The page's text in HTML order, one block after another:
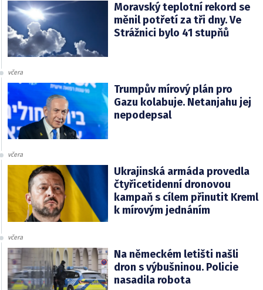
Moravský teplotní rekord se
měnil potřetí za tři dny. Ve
Strážnici bylo 41 stupňů
včera
Trumpův mírový plán pro
Gazu kolabuje. Netanjahu jej
nepodepsal
včera
Ukrajinská armáda provedla
čtyřicetidenní dronovou
kampaň s cílem přinutit Kreml
k mírovým jednáním
včera
Na německém letišti našli
dron s výbušninou. Policie
nasadila robota